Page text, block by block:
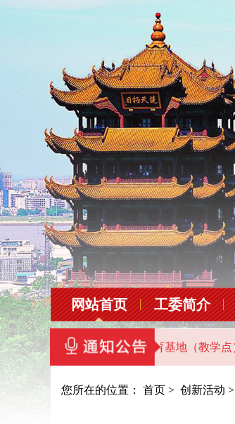
网站首页 工委简介
省直机关党员干部教育基地（教学点）的通知
您所在的位置： 首页 > 创新活动 >